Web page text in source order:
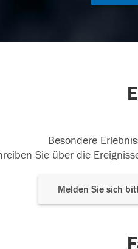
Besondere
Sie über die
Melden Sie sich